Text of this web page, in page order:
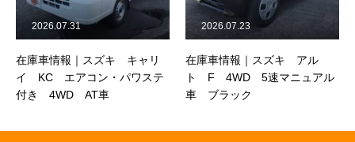
在庫車情報｜スズキ キャリ
イ KC エアコン・パワステ
付き 4WD AT車
2026.07.31
在庫車情報｜スズキ アル
ト F 4WD 5速マニュアル
車 ブラック
2026.07.23